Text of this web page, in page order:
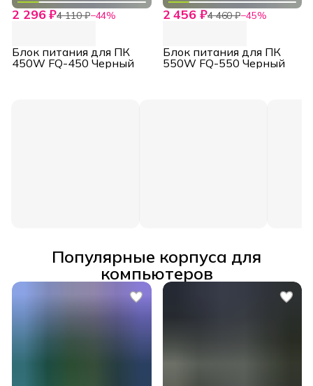
2 296 ₽4 110 ₽−44%
Блок питания для ПК
450W FQ-450 Черный
2 456 ₽4 460 ₽−45%
Блок питания для ПК
550W FQ-550 Черный
Популярные корпуса для
компьютеров